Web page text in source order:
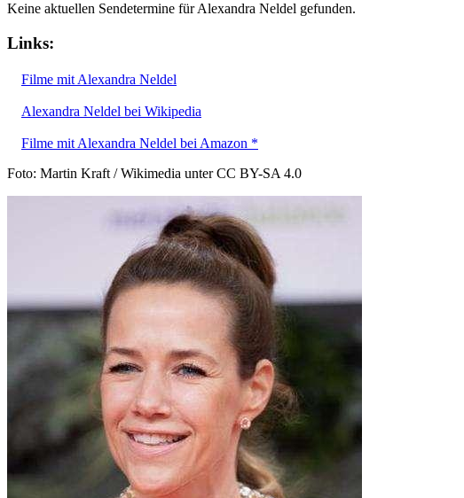
Keine aktuellen Sendetermine für Alexandra Neldel gefunden.
Links:
Filme mit Alexandra Neldel
Alexandra Neldel bei Wikipedia
Filme mit Alexandra Neldel bei Amazon *
Foto: Martin Kraft / Wikimedia unter CC BY-SA 4.0